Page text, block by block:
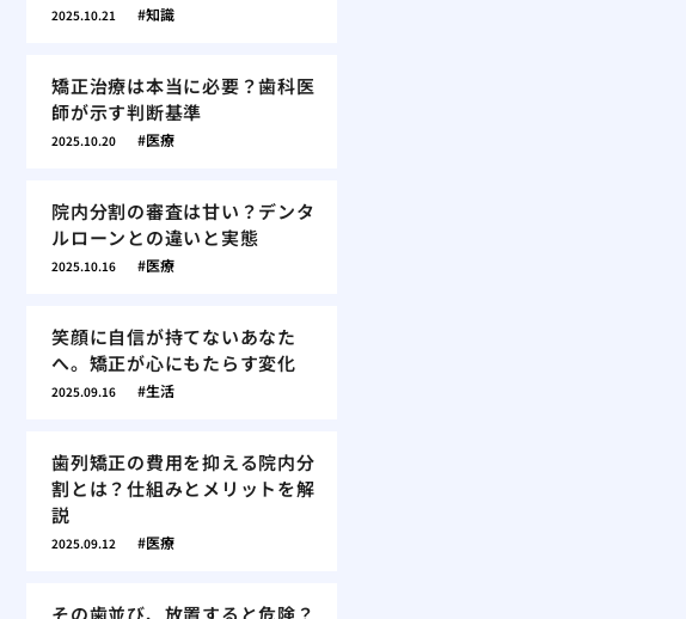
2025.10.21 知識
矯正治療は本当に必要？歯科医
師が示す判断基準
2025.10.20 医療
院内分割の審査は甘い？デンタ
ルローンとの違いと実態
2025.10.16 医療
笑顔に自信が持てないあなた
へ。矯正が心にもたらす変化
2025.09.16 生活
歯列矯正の費用を抑える院内分
割とは？仕組みとメリットを解
説
2025.09.12 医療
その歯並び、放置すると危険？